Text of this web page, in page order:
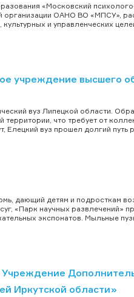
«Московский психолого-
организации ОАНО ВО «МПСУ»,
и управленческих
учреждение высшего
вуз Липецкой области.
территории, что требует от
Елецкий вуз прошел долгий путь
дающий детям и подросткам
«Парк научных развлечений»
экспонатов. Мыльные
Иркутской области»